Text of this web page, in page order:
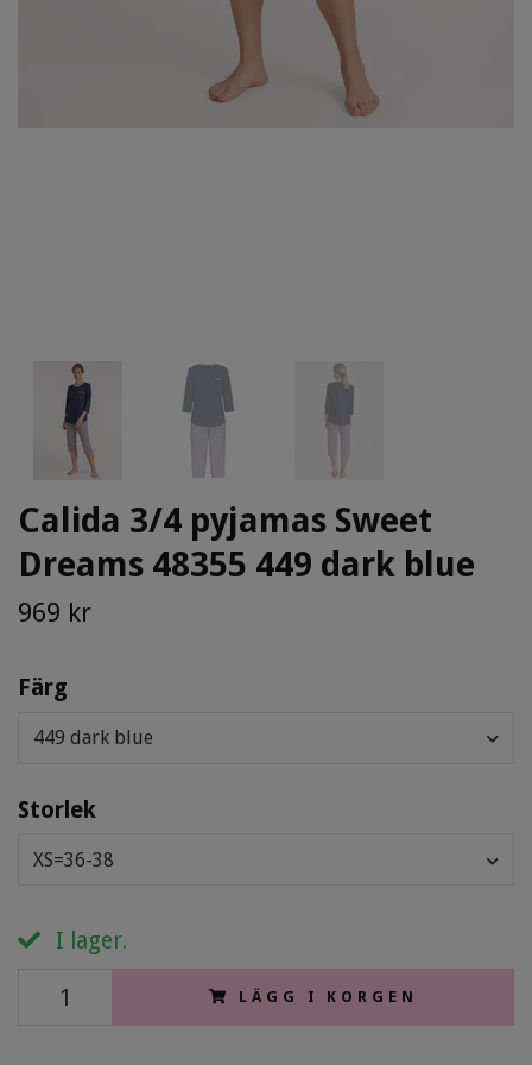
Calida 3/4 pyjamas Sweet
Dreams 48355 449 dark blue
969 kr
Färg
449 dark blue
Storlek
XS=36-38
I lager.
LÄGG I KORGEN